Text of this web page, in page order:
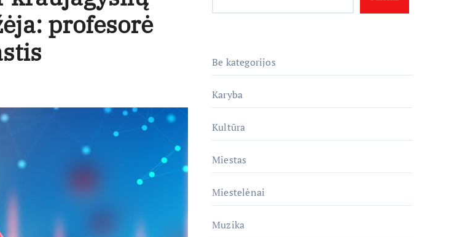
profesorė
Be kategorijos
Karyba
Kultūra
Miestas
Miestelėnai
Muzika